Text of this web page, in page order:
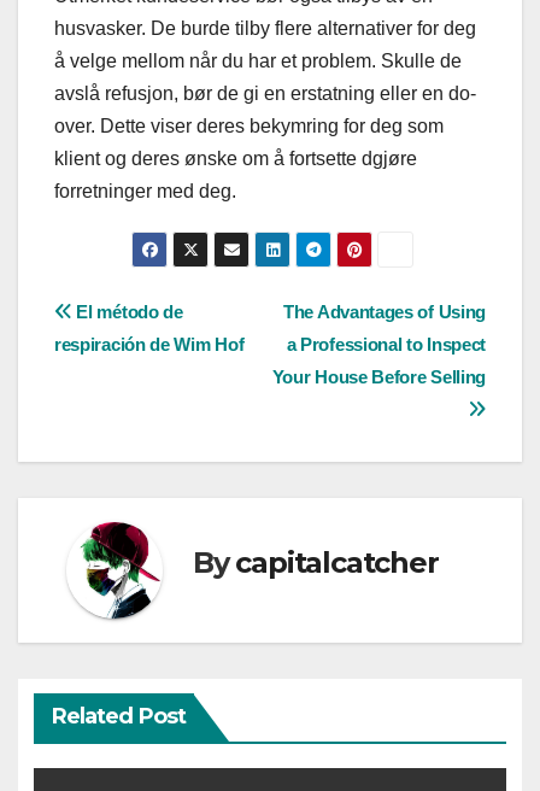
husvasker. De burde tilby flere alternativer for deg
å velge mellom når du har et problem. Skulle de
avslå refusjon, bør de gi en erstatning eller en do-
over. Dette viser deres bekymring for deg som
klient og deres ønske om å fortsette dgjøre
forretninger med deg.
Post
navigation
The Advantages of Using
a Professional to Inspect
Your House Before Selling
El método de
respiración de Wim Hof
Bycapitalcatcher
Related Post